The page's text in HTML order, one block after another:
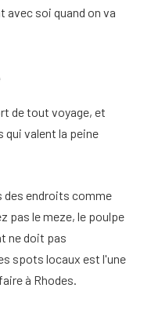
avec soi quand on va
de tout voyage, et
qui valent la peine
des endroits comme
pas le meze, le poulpe
ne doit pas
spots locaux est l'une
à Rhodes.